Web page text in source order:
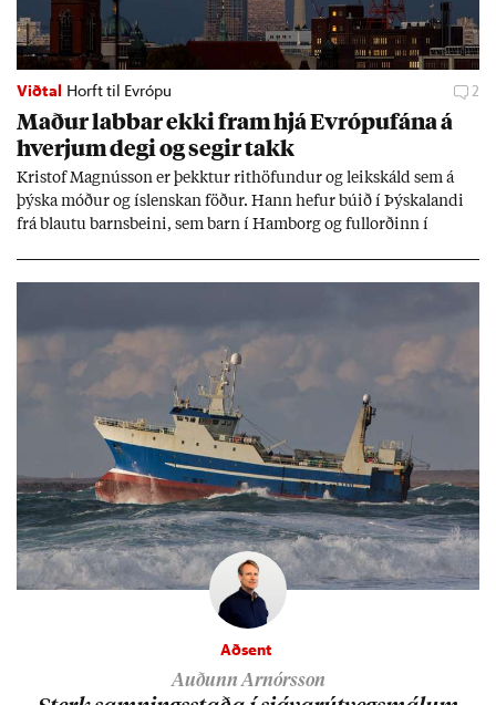
Viðtal Horft til Evrópu 2
Mað­ur labb­ar ekki fram hjá Evr­ópuf­ána á
hverj­um degi og seg­ir takk
Kri­stof Magnús­son er þekkt­ur rit­höf­und­ur og leik­skáld sem á
þýska móð­ur og ís­lensk­an föð­ur. Hann hef­ur bú­ið í Þýskalandi
frá blautu barns­beini, sem barn í Ham­borg og full­orð­inn í
Aðsent
Auðunn Arnórsson